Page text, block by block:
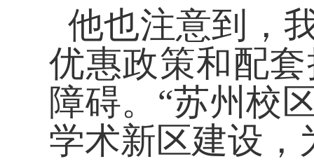
他也注意到，
优惠政策和配
障碍。 “苏州校
学术新区建设，